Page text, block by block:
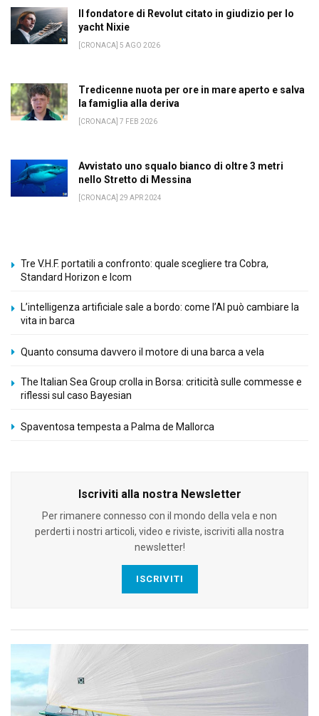
Il fondatore di Revolut citato in giudizio per lo
yacht Nixie
[CRONACA] 5 AGO 2026
Tredicenne nuota per ore in mare aperto e salva
la famiglia alla deriva
[CRONACA] 7 FEB 2026
Avvistato uno squalo bianco di oltre 3 metri
nello Stretto di Messina
[CRONACA] 29 APR 2024
Tre V.H.F. portatili a confronto: quale scegliere tra Cobra,
Standard Horizon e Icom
L’intelligenza artificiale sale a bordo: come l’AI può cambiare la
vita in barca
Quanto consuma davvero il motore di una barca a vela
The Italian Sea Group crolla in Borsa: criticità sulle commesse e
riflessi sul caso Bayesian
Spaventosa tempesta a Palma de Mallorca
Iscriviti alla nostra Newsletter
Per rimanere connesso con il mondo della vela e non
perderti i nostri articoli, video e riviste, iscriviti alla nostra
newsletter!
ISCRIVITI